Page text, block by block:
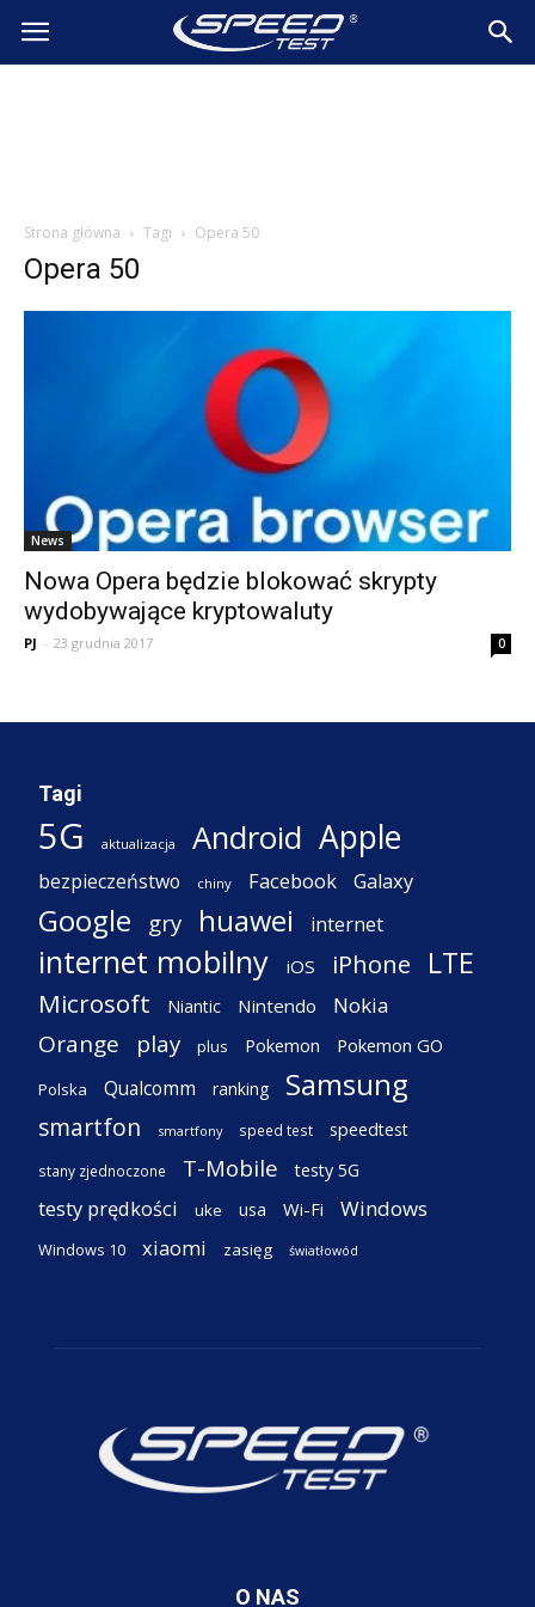
SpeedTest.pl
Strona główna Tagi Opera 50
Opera 50
News
Nowa Opera będzie blokować skrypty
wydobywające kryptowaluty
PJ - 23 grudnia 2017 0
Tagi
5G aktualizacja Android Apple
bezpieczeństwo chiny Facebook Galaxy
Google gry huawei internet
internet mobilny iOS iPhone LTE
Microsoft Niantic Nintendo Nokia
Orange play plus Pokemon Pokemon GO
Polska Qualcomm ranking Samsung
smartfon smartfony speed test speedtest
stany zjednoczone T-Mobile testy 5G
testy prędkości uke usa Wi-Fi Windows
Windows 10 xiaomi zasięg światłowód
O NAS